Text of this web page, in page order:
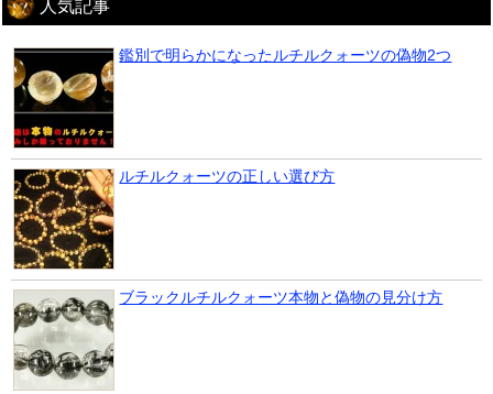
人気記事
鑑別で明らかになったルチルクォーツの偽物2つ
ルチルクォーツの正しい選び方
ブラックルチルクォーツ本物と偽物の見分け方